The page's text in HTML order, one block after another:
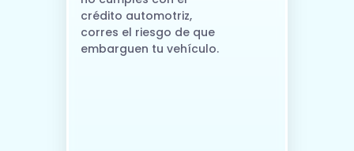
crédito automotriz,
corres el riesgo de que
embarguen tu vehículo.